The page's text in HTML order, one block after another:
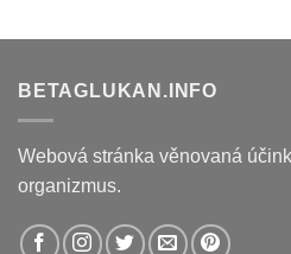
BETAGLUKAN.INFO
Webová stránka věnovaná
organizmus.